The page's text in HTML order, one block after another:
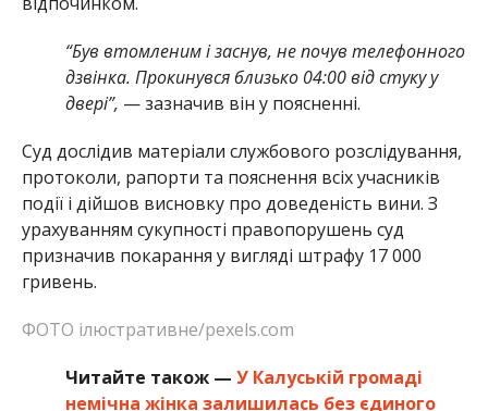
“Був втомленим і заснув, не почув телефонного
дзвінка. Прокинувся близько 04:00 від стуку у
двері”, — зазначив він у поясненні.
Суд дослідив матеріали службового розслідування,
протоколи, рапорти та пояснення всіх учасників
події і дійшов висновку про доведеність вини. З
урахуванням сукупності правопорушень суд
призначив покарання у вигляді штрафу 17 000
гривень.
ФОТО ілюстративне/pexels.com
Читайте також — У Калуській громаді
немічна жінка залишилась без єдиного